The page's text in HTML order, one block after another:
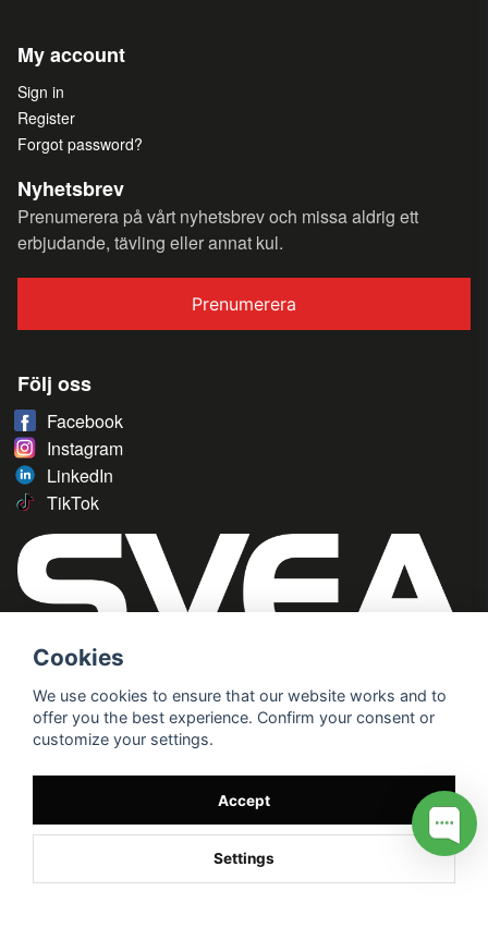
My account
Sign in
Register
Forgot password?
Nyhetsbrev
Prenumerera på vårt nyhetsbrev och missa aldrig ett
erbjudande, tävling eller annat kul.
Prenumerera
Följ oss
Facebook
Instagram
LinkedIn
TikTok
Cookies
We use cookies to ensure that our website works and to
offer you the best experience. Confirm your consent or
customize your settings.
Accept
Settings